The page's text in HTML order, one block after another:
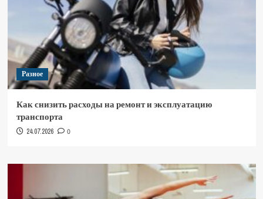
Разное
Как снизить расходы на ремонт и эксплуатацию
транспорта
24.07.2026 0